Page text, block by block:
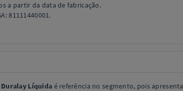
a partir da data de fabricação.
81111440001.
Líquida é referência no segmento, pois apresenta